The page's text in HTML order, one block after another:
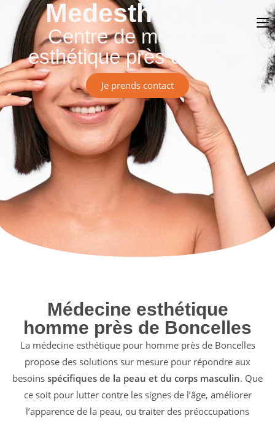
Medesthétique
Centre de médecine
esthétique près de Liège
Je prends contact
Médecine esthétique
homme près de Boncelles
La médecine esthétique pour homme près de Boncelles
propose des solutions sur mesure pour répondre aux
besoins spécifiques de la peau et du corps masculin. Que
ce soit pour lutter contre les signes de l’âge, améliorer
l’apparence de la peau, ou traiter des préoccupations